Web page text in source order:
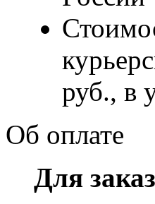
руб., в
Об оплате
Для